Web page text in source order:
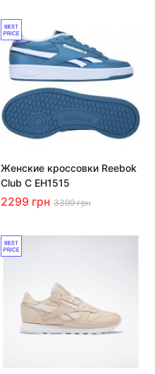
Женские кроссовки Reebok
Club C EH1515
2299 грн 3399 грн